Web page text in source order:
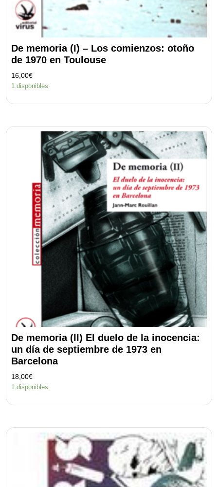
De memoria (I) – Los comienzos: otoño
de 1970 en Toulouse
16,00€
1 disponibles
De memoria (II) El duelo de la inocencia:
un día de septiembre de 1973 en
Barcelona
18,00€
1 disponibles